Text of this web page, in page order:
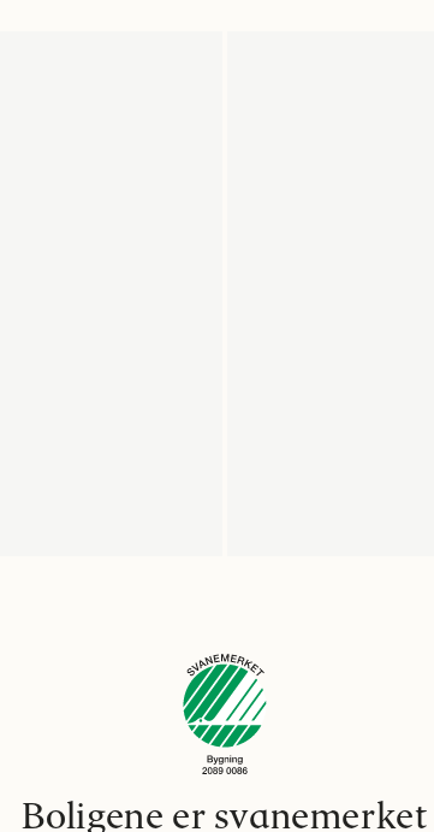
Boligene er svanemerket